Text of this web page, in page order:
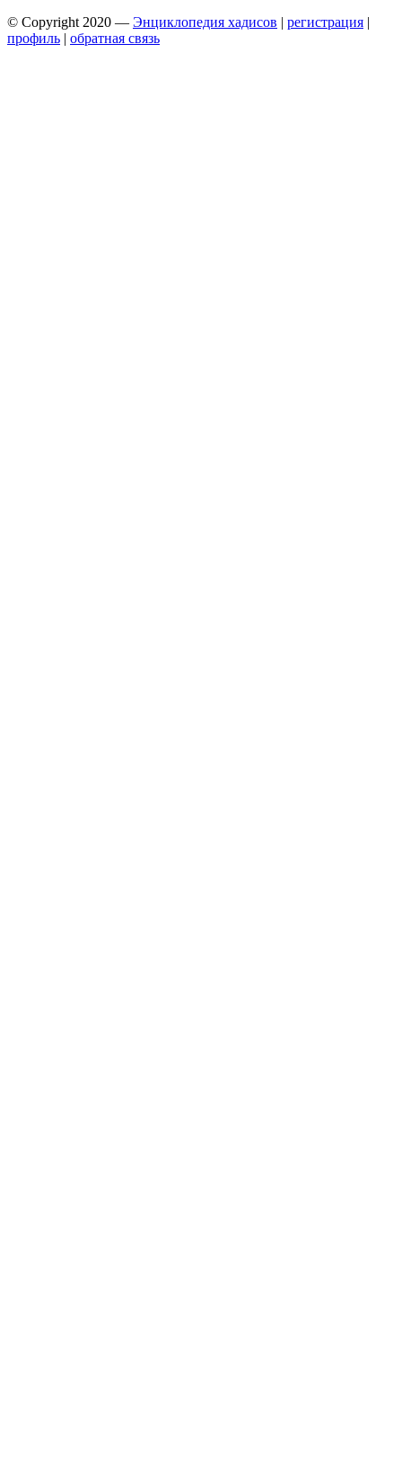
© Copyright 2020 — Энциклопедия хадисов | регистрация |
профиль | обратная связь